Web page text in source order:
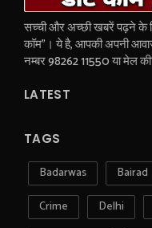
सच्ची और अच्छी खबरें पढ़ने के
कॉम"। ये है, आपकी अपनी
नम्बर 98262 11550 या मेल
LATEST
TAGS
Badarwas Bairad
Crime
Delhi